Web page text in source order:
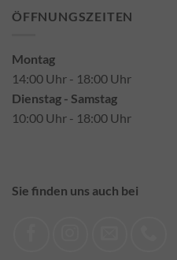
ÖFFNUNGSZEITEN
Montag
14:00 Uhr - 18:00 Uhr
Dienstag - Samstag
10:00 Uhr - 18:00 Uhr
Sie finden uns auch bei